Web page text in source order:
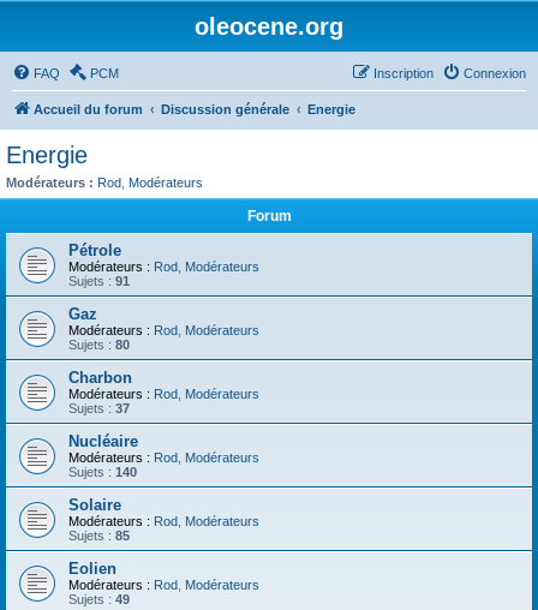
oleocene.org
FAQ PCM Connexion
Inscription
Accueil du forum Discussion générale Energie
Energie
Modérateurs : Rod Modérateurs
Forum
Pétrole
Modérateurs : Rod Modérateurs
Sujets : 91
Gaz
Modérateurs : Rod Modérateurs
Sujets : 80
Charbon
Modérateurs : Rod Modérateurs
Sujets : 37
Nucléaire
Modérateurs : Rod Modérateurs
Sujets : 140
Solaire
Modérateurs : Rod Modérateurs
Sujets : 85
Eolien
Modérateurs : Rod Modérateurs
Sujets : 49